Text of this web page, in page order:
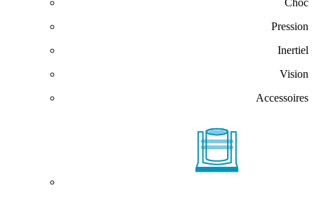
Choc
Pression
Inertiel
Vision
Accessoires